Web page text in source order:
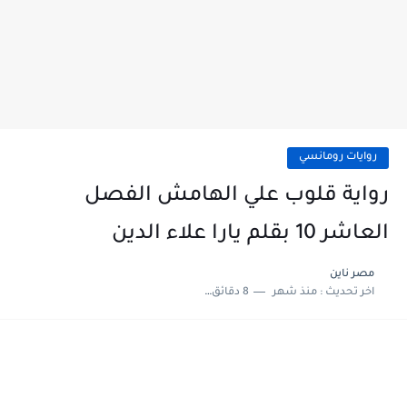
روايات رومانسي
رواية قلوب علي الهامش الفصل
العاشر 10 بقلم يارا علاء الدين
مصر ناين
اخر تحديث :منذ شهر 8 دقائق للقراءة